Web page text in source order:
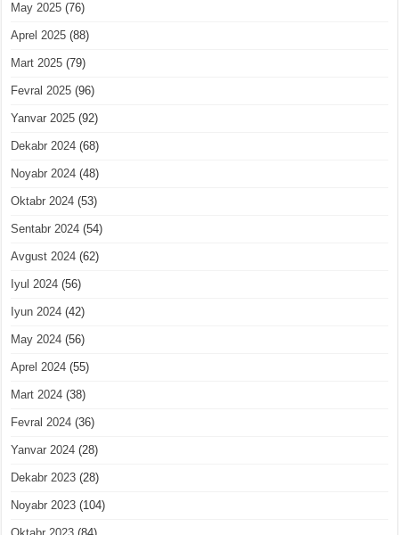
May 2025 (76)
Aprel 2025 (88)
Mart 2025 (79)
Fevral 2025 (96)
Yanvar 2025 (92)
Dekabr 2024 (68)
Noyabr 2024 (48)
Oktabr 2024 (53)
Sentabr 2024 (54)
Avgust 2024 (62)
Iyul 2024 (56)
Iyun 2024 (42)
May 2024 (56)
Aprel 2024 (55)
Mart 2024 (38)
Fevral 2024 (36)
Yanvar 2024 (28)
Dekabr 2023 (28)
Noyabr 2023 (104)